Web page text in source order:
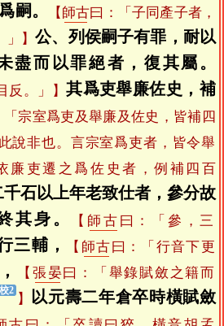
嗣。
【 師古曰：「子同產子者，
」】公、列侯嗣子有罪，耐以
盡而以罪絕者，復其屬。
反。」】其爲吏舉廉佐史，補
「宗室爲吏及舉廉及佐史，皆補四
說非也。言宗室爲吏者，皆令舉
廉吏遷之爲佐史者，例補四百
石以上年老致仕者，參分故
其身。
【 師古 曰：「參，三
三輔， 【 師古曰：「行音下更
【 張晏曰：「舉錄賦斂之籍而
】
以元壽二年倉卒時橫賦斂